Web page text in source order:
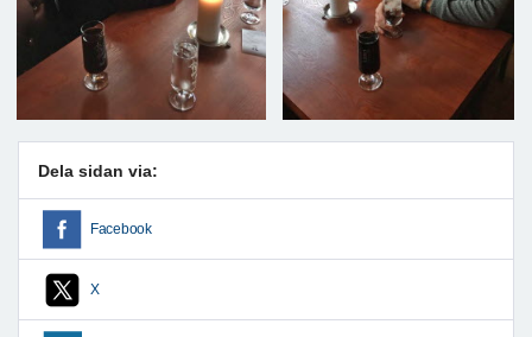
Dela sidan via:
Facebook
X